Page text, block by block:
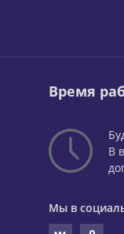
Время
В
Мы в